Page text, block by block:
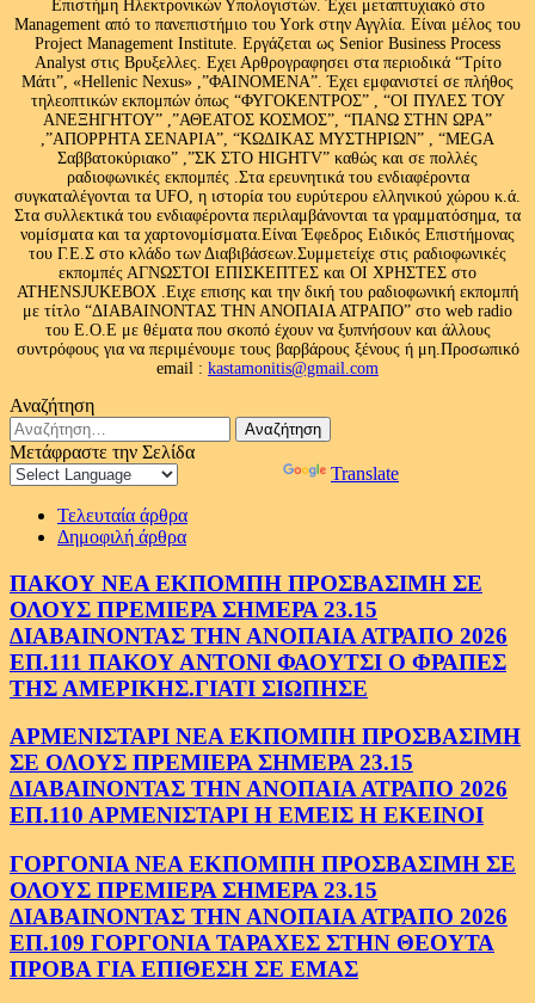
Επιστήμη Ηλεκτρονικών Υπολογιστών. Έχει μεταπτυχιακό στο
Management από το πανεπιστήμιο του Υork στην Αγγλία. Είναι μέλος του
Project Management Institute. Εργάζεται ως Senior Business Process
Analyst στις Βρυξελλες. Εχει Αρθρογραφησει στα περιοδικά “Τρίτο
Μάτι”, «Hellenic Nexus» ,”ΦΑΙΝΟΜΕΝΑ”. Έχει εμφανιστεί σε πλήθος
τηλεοπτικών εκπομπών όπως “ΦΥΓΟΚΕΝΤΡΟΣ” , “ΟΙ ΠΥΛΕΣ ΤΟΥ
ΑΝΕΞΗΓΗΤΟΥ” ,”ΑΘΕΑΤΟΣ ΚΟΣΜΟΣ”, “ΠΑΝΩ ΣΤΗΝ ΩΡΑ”
,”ΑΠΟΡΡΗΤΑ ΣΕΝΑΡΙΑ”, “ΚΩΔΙΚΑΣ ΜΥΣΤΗΡΙΩΝ” , “MEGA
Σαββατοκύριακο” ,”ΣΚ ΣΤΟ HIGHTV” καθώς και σε πολλές
ραδιοφωνικές εκπομπές .Στα ερευνητικά του ενδιαφέροντα
συγκαταλέγονται τα UFO, η ιστορία του ευρύτερου ελληνικού χώρου κ.ά.
Στα συλλεκτικά του ενδιαφέροντα περιλαμβάνονται τα γραμματόσημα, τα
νομίσματα και τα χαρτονομίσματα.Είναι Έφεδρος Ειδικός Επιστήμονας
του Γ.Ε.Σ στο κλάδο των Διαβιβάσεων.Συμμετείχε στις ραδιοφωνικές
εκπομπές ΑΓΝΩΣΤΟΙ ΕΠΙΣΚΕΠΤΕΣ και ΟΙ ΧΡΗΣΤΕΣ στο
ATHENSJUKEBOX .Ειχε επισης και την δική του ραδιοφωνική εκπομπή
με τίτλο “ΔΙΑΒΑΙΝΟΝΤΑΣ ΤΗΝ ΑΝΟΠΑΙΑ ΑΤΡΑΠΟ” στο web radio
του Ε.Ο.Ε με θέματα που σκοπό έχουν να ξυπνήσουν και άλλους
συντρόφους για να περιμένουμε τους βαρβάρους ξένους ή μη.Προσωπικό
email : kastamonitis@gmail.com
Αναζήτηση
Αναζήτηση
για:
Μετάφραστε την Σελίδα
Translate
Τελευταία άρθρα
Δημοφιλή άρθρα
ΠΑΚΟΥ ΝΕΑ ΕΚΠΟΜΠΗ ΠΡΟΣΒΑΣΙΜΗ ΣΕ
ΟΛΟΥΣ ΠΡΕΜΙΕΡΑ ΣΗΜΕΡΑ 23.15
ΔΙΑΒΑΙΝΟΝΤΑΣ ΤΗΝ ΑΝΟΠΑΙΑ ΑΤΡΑΠΟ 2026
ΕΠ.111 ΠΑΚΟΥ ΑΝΤΟΝΙ ΦΑΟΥΤΣΙ Ο ΦΡΑΠΕΣ
ΤΗΣ ΑΜΕΡΙΚΗΣ.ΓΙΑΤΙ ΣΙΩΠΗΣΕ
ΑΡΜΕΝΙΣΤΑΡΙ ΝΕΑ ΕΚΠΟΜΠΗ ΠΡΟΣΒΑΣΙΜΗ
ΣΕ ΟΛΟΥΣ ΠΡΕΜΙΕΡΑ ΣΗΜΕΡΑ 23.15
ΔΙΑΒΑΙΝΟΝΤΑΣ ΤΗΝ ΑΝΟΠΑΙΑ ΑΤΡΑΠΟ 2026
ΕΠ.110 ΑΡΜΕΝΙΣΤΑΡΙ Η ΕΜΕΙΣ Η ΕΚΕΙΝΟΙ
ΓΟΡΓΟΝΙΑ ΝΕΑ ΕΚΠΟΜΠΗ ΠΡΟΣΒΑΣΙΜΗ ΣΕ
ΟΛΟΥΣ ΠΡΕΜΙΕΡΑ ΣΗΜΕΡΑ 23.15
ΔΙΑΒΑΙΝΟΝΤΑΣ ΤΗΝ ΑΝΟΠΑΙΑ ΑΤΡΑΠΟ 2026
ΕΠ.109 ΓΟΡΓΟΝΙΑ ΤΑΡΑΧΕΣ ΣΤΗΝ ΘΕΟΥΤΑ
ΠΡΟΒΑ ΓΙΑ ΕΠΙΘΕΣΗ ΣΕ ΕΜΑΣ